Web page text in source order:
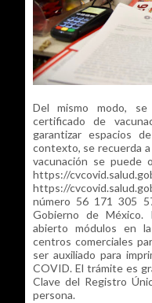
Del mismo modo,
certificado de
garantizar espacios
contexto, se recuerda
vacunación se puede
https://
https://
número 56 171 305
Gobierno de México.
abierto módulos en
centros comerciales
ser auxiliado para
COVID. El trámite es
Clave del Registro
persona.